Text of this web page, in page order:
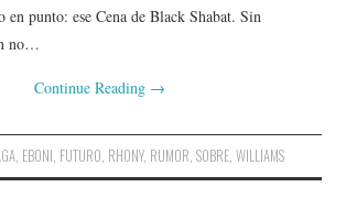
en punto: ese Cena de Black Shabat. Sin
no…
Continue Reading →
, EBONI, FUTURO, RHONY, RUMOR, SOBRE, WILLIAMS